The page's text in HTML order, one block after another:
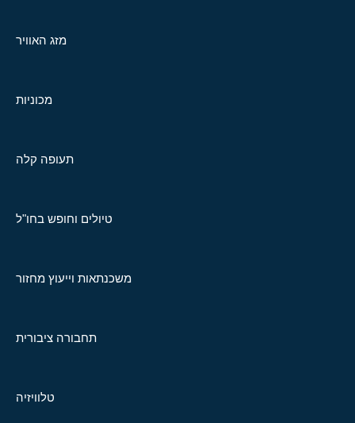
מזג האוויר
מכוניות
תעופה קלה
טיולים וחופש בחו"ל
משכנתאות וייעוץ מחזור
תחבורה ציבורית
טלוויזיה